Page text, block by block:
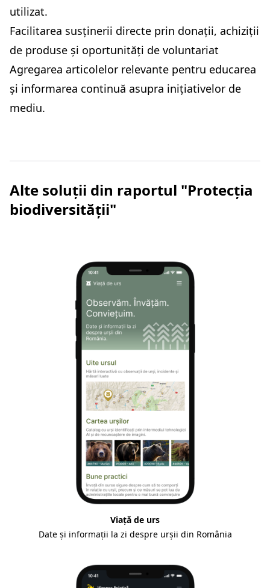
utilizat.
Facilitarea susținerii directe prin donații, achiziții
de produse și oportunități de voluntariat
Agregarea articolelor relevante pentru educarea
și informarea continuă asupra inițiativelor de
mediu.
Alte soluții din raportul "Protecția
biodiversității"
Viață de urs
Date și informații la zi despre urșii din România